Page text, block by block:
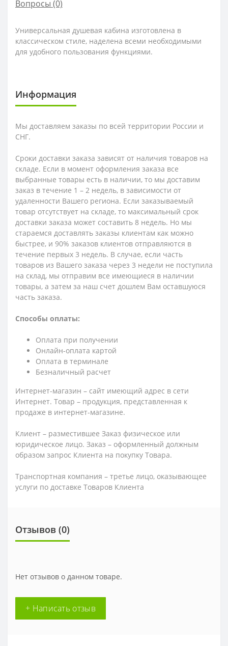
Вопросы (0)
Универсальная душевая кабина изготовлена в
классическом стиле, наделена всеми необходимыми
для удобного пользования функциями.
Информация
Мы доставляем заказы по всей территории России и
СНГ.
Сроки доставки заказа зависят от наличия товаров на
складе. Если в момент оформления заказа все
выбранные товары есть в наличии, то мы доставим
заказ в течение 1 – 2 недель, в зависимости от
удаленности Вашего региона. Если заказываемый
товар отсутствует на складе, то максимальный срок
доставки заказа может составить 8 недель. Но мы
стараемся доставлять заказы клиентам как можно
быстрее, и 90% заказов клиентов отправляются в
течение первых 3 недель. В случае, если часть
товаров из Вашего заказа через 3 недели не поступила
на склад, мы отправим все имеющиеся в наличии
товары, а затем за наш счет дошлем Вам оставшуюся
часть заказа.
Способы оплаты:
Оплата при получении
Онлайн-оплата картой
Оплата в терминале
Безналичный расчет
Интернет-магазин – сайт имеющий адрес в сети
Интернет. Товар – продукция, представленная к
продаже в интернет-магазине.
Клиент – разместившее Заказ физическое или
юридическое лицо. Заказ – оформленный должным
образом запрос Клиента на покупку Товара.
Транспортная компания – третье лицо, оказывающее
услуги по доставке Товаров Клиента
Отзывов (0)
Нет отзывов о данном товаре.
+ Написать отзыв